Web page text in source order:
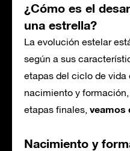
¿Cómo es el
una estrella?
La evolución estelar
según a sus
etapas del ciclo de vida
nacimiento y
etapas finales, veamos
Nacimiento y